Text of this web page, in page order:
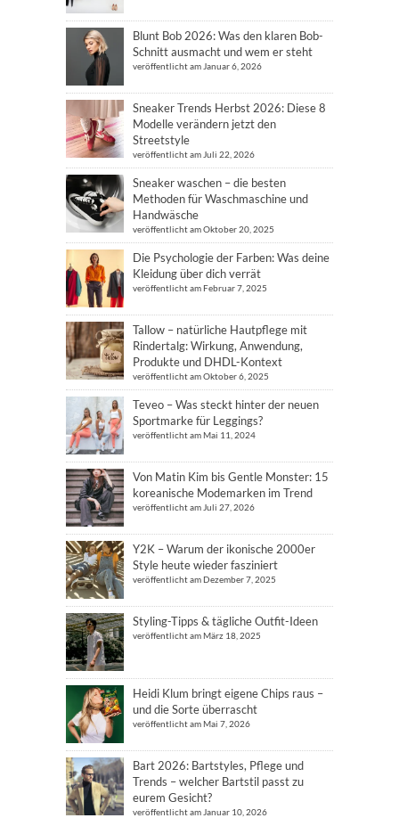
Blunt Bob 2026: Was den klaren Bob-
Schnitt ausmacht und wem er steht
veröffentlicht am Januar 6, 2026
Sneaker Trends Herbst 2026: Diese 8
Modelle verändern jetzt den
Streetstyle
veröffentlicht am Juli 22, 2026
Sneaker waschen – die besten
Methoden für Waschmaschine und
Handwäsche
veröffentlicht am Oktober 20, 2025
Die Psychologie der Farben: Was deine
Kleidung über dich verrät
veröffentlicht am Februar 7, 2025
Tallow – natürliche Hautpflege mit
Rindertalg: Wirkung, Anwendung,
Produkte und DHDL-Kontext
veröffentlicht am Oktober 6, 2025
Teveo – Was steckt hinter der neuen
Sportmarke für Leggings?
veröffentlicht am Mai 11, 2024
Von Matin Kim bis Gentle Monster: 15
koreanische Modemarken im Trend
veröffentlicht am Juli 27, 2026
Y2K – Warum der ikonische 2000er
Style heute wieder fasziniert
veröffentlicht am Dezember 7, 2025
Styling-Tipps & tägliche Outfit-Ideen
veröffentlicht am März 18, 2025
Heidi Klum bringt eigene Chips raus –
und die Sorte überrascht
veröffentlicht am Mai 7, 2026
Bart 2026: Bartstyles, Pflege und
Trends – welcher Bartstil passt zu
eurem Gesicht?
veröffentlicht am Januar 10, 2026